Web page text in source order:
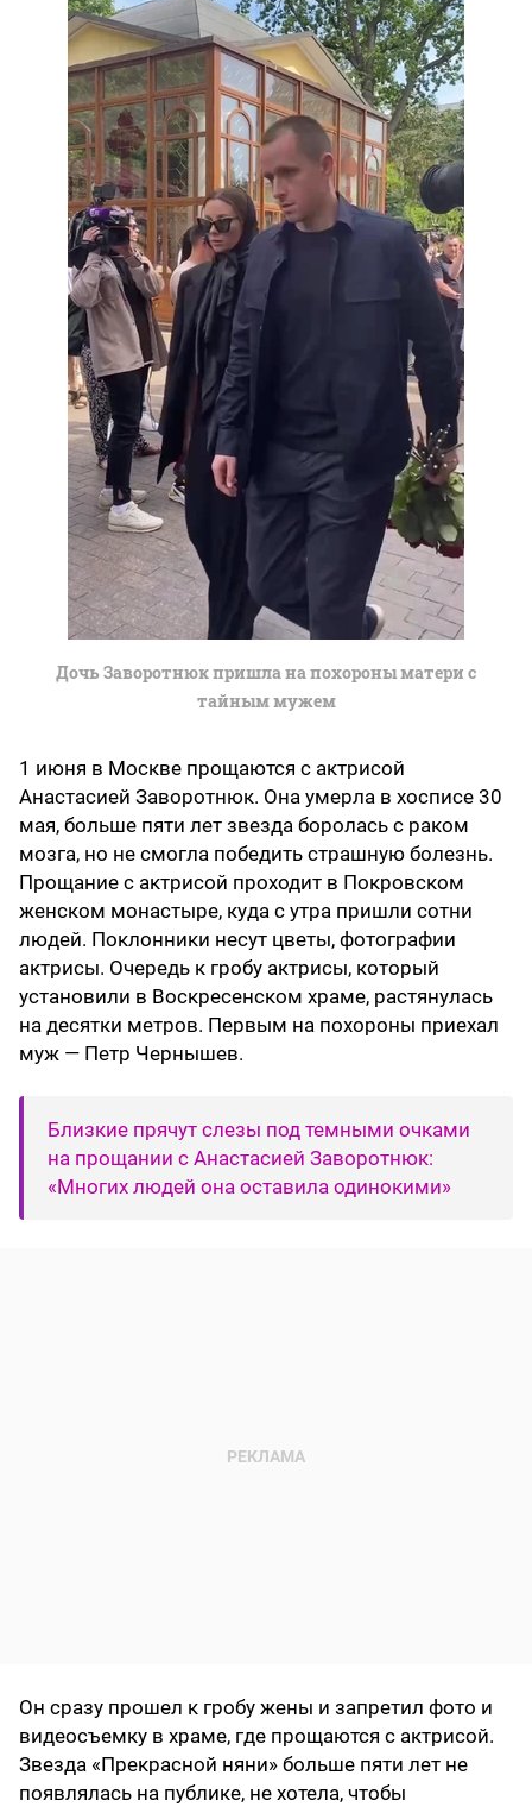
Дочь Заворотнюк пришла на похороны матери с
тайным мужем
1 июня в Москве прощаются с актрисой
Анастасией Заворотнюк. Она умерла в хосписе 30
мая, больше пяти лет звезда боролась с раком
мозга, но не смогла победить страшную болезнь.
Прощание с актрисой проходит в Покровском
женском монастыре, куда с утра пришли сотни
людей. Поклонники несут цветы, фотографии
актрисы. Очередь к гробу актрисы, который
установили в Воскресенском храме, растянулась
на десятки метров. Первым на похороны приехал
муж — Петр Чернышев.
Близкие прячут слезы под темными очками
на прощании с Анастасией Заворотнюк:
«Многих людей она оставила одинокими»
Он сразу прошел к гробу жены и запретил фото и
видеосъемку в храме, где прощаются с актрисой.
Звезда «Прекрасной няни» больше пяти лет не
появлялась на публике, не хотела, чтобы